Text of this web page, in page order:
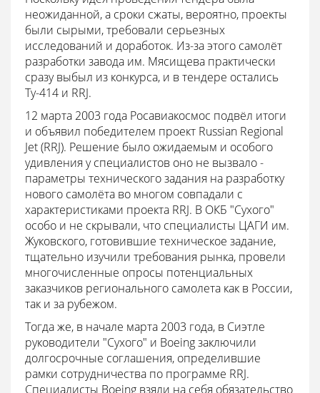
неожиданной, а сроки сжаты, вероятно, проекты
были сырыми, требовали серьезных
исследований и доработок. Из-за этого самолёт
разработки завода им. Мясищева практически
сразу выбыл из конкурса, и в тендере остались
Ту-414 и RRJ.
12 марта 2003 года Росавиакосмос подвёл итоги
и объявил победителем проект Russian Regional
Jet (RRJ). Решение было ожидаемым и особого
удивления у специалистов оно не вызвало -
параметры технического задания на разработку
нового самолёта во многом совпадали с
характеристиками проекта RRJ. В ОКБ "Сухого"
особо и не скрывали, что специалисты ЦАГИ им.
Жуковского, готовившие техническое задание,
тщательно изучили требования рынка, провели
многочисленные опросы потенциальных
заказчиков регионального самолета как в России,
так и за рубежом.
Тогда же, в начале марта 2003 года, в Сиэтле
руководители "Сухого" и Boeing заключили
долгосрочные соглашения, определившие
рамки сотрудничества по программе RRJ.
Специалисты Boeing взяли на себя обязательство